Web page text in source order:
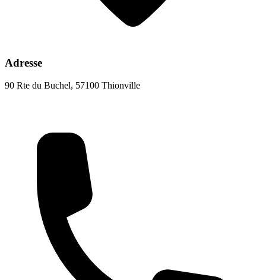
Adresse
90 Rte du Buchel, 57100 Thionville